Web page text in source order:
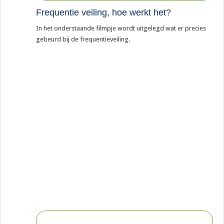
Frequentie veiling, hoe werkt het?
In het onderstaande filmpje wordt uitgelegd wat er precies
gebeurd bij de frequentieveiling.